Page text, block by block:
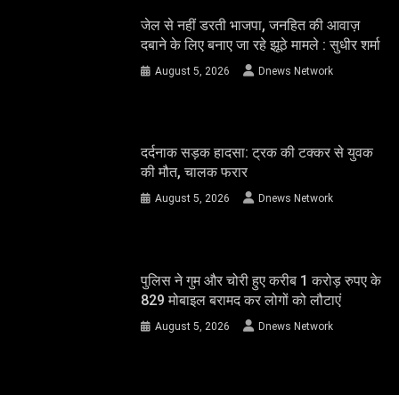
जेल से नहीं डरती भाजपा, जनहित की आवाज़
दबाने के लिए बनाए जा रहे झूठे मामले : सुधीर शर्मा
August 5, 2026 Dnews Network
दर्दनाक सड़क हादसा: ट्रक की टक्कर से युवक
की मौत, चालक फरार
August 5, 2026 Dnews Network
पुलिस ने गुम और चोरी हुए करीब 1 करोड़ रुपए के
829 मोबाइल बरामद कर लोगों को लौटाएं
August 5, 2026 Dnews Network